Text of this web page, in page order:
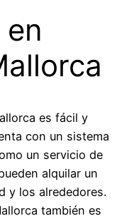
es fácil y
con un sistema
un servicio de
alquilar un
y los alrededores.
también es